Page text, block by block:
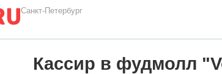
Санкт-Петербург
Кассир в фудмолл